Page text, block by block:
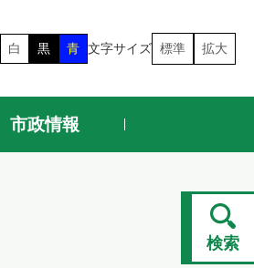
白 黒 青 文字サイズ 標準 拡大
市政情報
検索